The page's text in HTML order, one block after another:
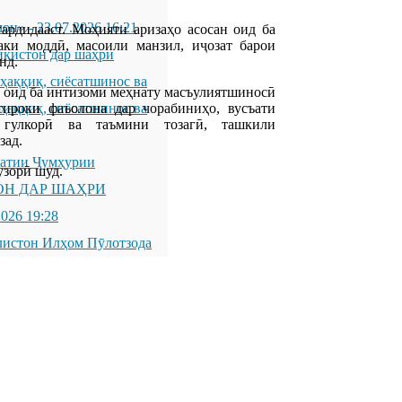
-23.07.2026 16:21
дар шаҳри
сиёсатшинос ва
сиёсатшинос ва
Ҷумҳурии
ДАР ШАҲРИ
19:28
Илҳом Пӯлотзода
Моҳияти аризаҳо асосан оид ба
моддӣ, масоили манзил, иҷозат барои
ба интизоми меҳнату масъулиятшиносӣ
фаъолона дар чорабиниҳо, вусъати
гулкорӣ ва таъмини тозагӣ, ташкили
шуд.